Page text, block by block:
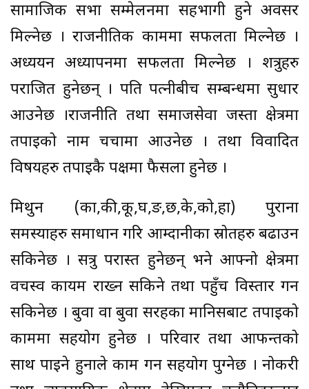
सामाजिक सभा सम्मेलनमा सहभागी हुने अवसर
मिल्नेछ । राजनीतिक काममा सफलता मिल्नेछ ।
अध्ययन अध्यापनमा सफलता मिल्नेछ । शत्रुहरु
पराजित हुनेछन् । पति पत्नीबीच सम्बन्धमा सुधार
आउनेछ ।राजनीति तथा समाजसेवा जस्ता क्षेत्रमा
तपाईको नाम चर्चामा आउनेछ । तथा विवादित
विषयहरु तपाईकै पक्षमा फैसला हुनेछ ।
मिथुन (का,की,कू,घ,ङ,छ,के,को,हा) पुराना
समस्याहरु समाधान गरि आम्दानीका स्रोतहरु बढाउन
सकिनेछ । सत्रु परास्त हुनेछन् भने आफ्नो क्षेत्रमा
वर्चस्व कायम राख्न सकिने तथा पहुँच विस्तार गर्न
सकिनेछ । बुवा वा बुवा सरहका मानिसबाट तपाईको
काममा सहयोग हुनेछ । परिवार तथा आफन्तको
साथ पाइने हुनाले काम गर्न सहयोग पुग्नेछ । नोकरी